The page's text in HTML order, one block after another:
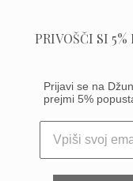
PRIVOŠČI SI 5%
Prijavi se na
prejmi 5%